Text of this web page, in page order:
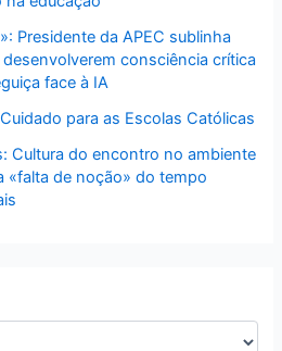
Presidente da APEC sublinha
consciência crítica
face à IA
para as Escolas Católicas
Cultura do encontro no ambiente
«falta de noção» do tempo